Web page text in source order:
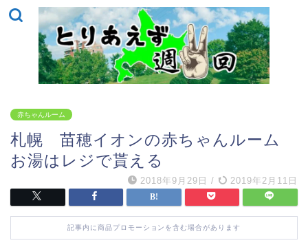
赤ちゃんルーム
札幌 苗穂イオンの赤ちゃんルーム
お湯はレジで貰える
2018年9月29日 / 2019年2月11日
記事内に商品プロモーションを含む場合があります